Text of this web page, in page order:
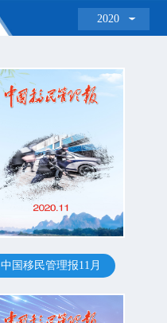
2020
中国移民管理报11月